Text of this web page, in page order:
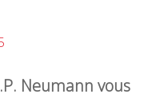
Neumann vous